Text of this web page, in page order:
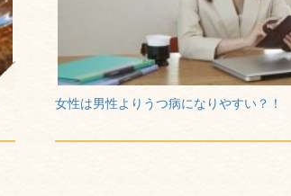
女性は男性よりうつ病になりやすい？！